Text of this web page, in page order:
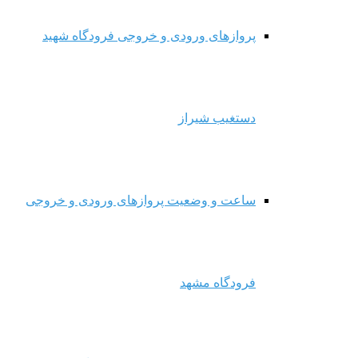
پروازهای ورودی و خروجی فرودگاه شهید
دستغیب شیراز
ساعت و وضعیت پروازهای ورودی و خروجی
فرودگاه مشهد